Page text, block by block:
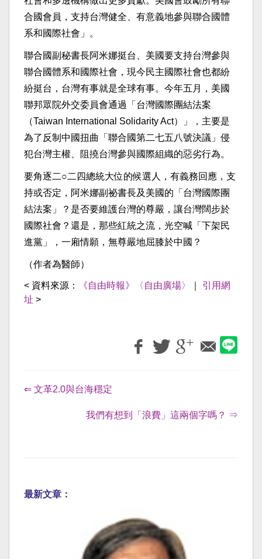
合國會員，支持台灣健全、有意義地參與聯合國體
系和國際社會」。
聯合國副秘書長阿米娜挺台、美國要支持台灣參與
聯合國體系和國際社會，現今民主國際社會也都紛
紛挺台，台灣有事就是全球有事。今年五月，美國
聯邦眾院外交委員會通過「台灣國際團結法案
（Taiwan International Solidarity Act）」，主要是
為了反制中國扭曲「聯合國第二七五八號決議」侵
犯台灣主權、阻撓台灣參與國際組織的惡劣行為。
要角逐二○二四總統大位的候選人，有義務回應，支
持或否定，阿米娜副祕書長及美國的「台灣國際團
結法案」？是否要維護台灣的尊嚴，讓台灣闊步於
國際社會？還是，那些紅統之流，光空喊「下架民
進黨」，一廂情願，無尊嚴地屈膝於中國？
（作者為醫師）
< 資料來源： 《自由時報》〈自由廣場〉
引用網
址 >
⇐ 文革2.0與台海穩定
我們有想到「浪費」這兩個字嗎？ ⇒
最新文章：